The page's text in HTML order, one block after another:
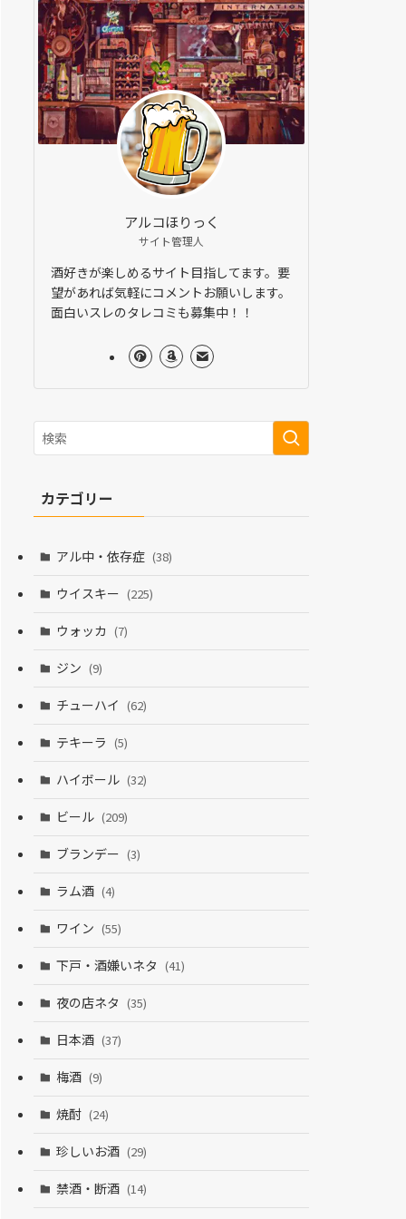
アルコほりっく
サイト管理人
酒好きが楽しめるサイト目指してます。要
望があれば気軽にコメントお願いします。
面白いスレのタレコミも募集中！！
カテゴリー
アル中・依存症 (38)
ウイスキー (225)
ウォッカ (7)
ジン (9)
チューハイ (62)
テキーラ (5)
ハイボール (32)
ビール (209)
ブランデー (3)
ラム酒 (4)
ワイン (55)
下戸・酒嫌いネタ (41)
夜の店ネタ (35)
日本酒 (37)
梅酒 (9)
焼酎 (24)
珍しいお酒 (29)
禁酒・断酒 (14)